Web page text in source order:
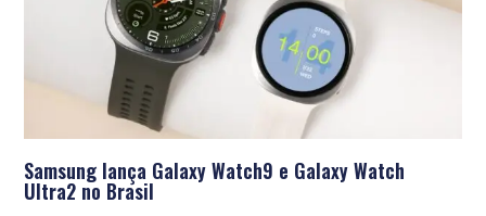
Samsung lança Galaxy Watch9 e Galaxy Watch
Ultra2 no Brasil